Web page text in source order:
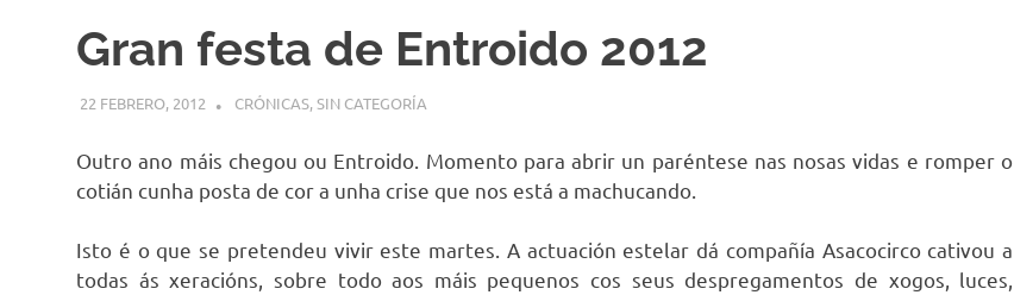
Gran festa de Entroido 2012
22 FEBRERO, 2012 DESARROLLO
CRÓNICAS,SIN CATEGORÍA
Outro ano máis chegou ou Entroido. Momento para abrir un paréntese nas nosas vidas e romper o
cotián cunha posta de cor a unha crise que nos está a machucando.
Isto é o que se pretendeu vivir este martes. A actuación estelar dá compañía Asacocirco cativou a
todas ás xeracións, sobre todo aos máis pequenos cos seus despregamentos de xogos, luces,